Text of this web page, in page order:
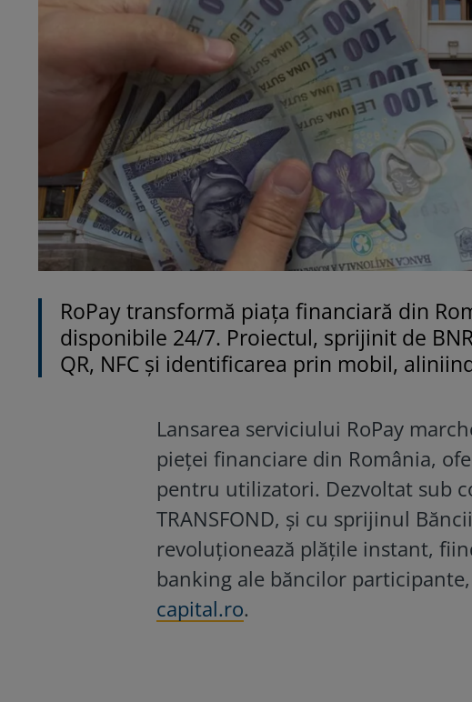
RoPay transformă piața financiară din
disponibile 24/7. Proiectul, sprijinit de
QR, NFC și identificarea prin mobil,
Lansarea serviciului RoPay
pieței financiare din România,
pentru utilizatori. Dezvoltat sub
TRANSFOND, și cu sprijinul
revoluționează plățile instant,
banking ale băncilor
capital.ro.